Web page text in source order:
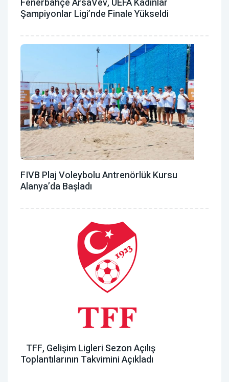
Şampiyonlar Ligi’nde Finale Yükseldi
FIVB Plaj Voleybolu Antrenörlük Kursu
Alanya’da Başladı
TFF, Gelişim Ligleri Sezon Açılış
Toplantılarının Takvimini Açıkladı